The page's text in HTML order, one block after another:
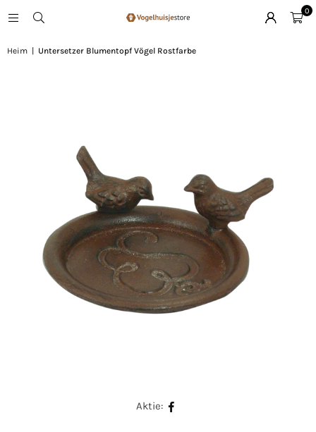
0
Heim Untersetzer Blumentopf Vögel Rostfarbe
Aktie: